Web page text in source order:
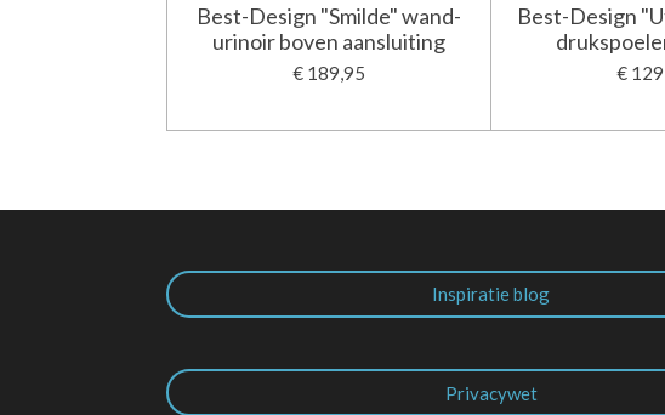
Best-Design "Smilde" wand-
urinoir boven aansluiting
€ 189,95
Best-Design
€
Inspiratie blog
Privacywet